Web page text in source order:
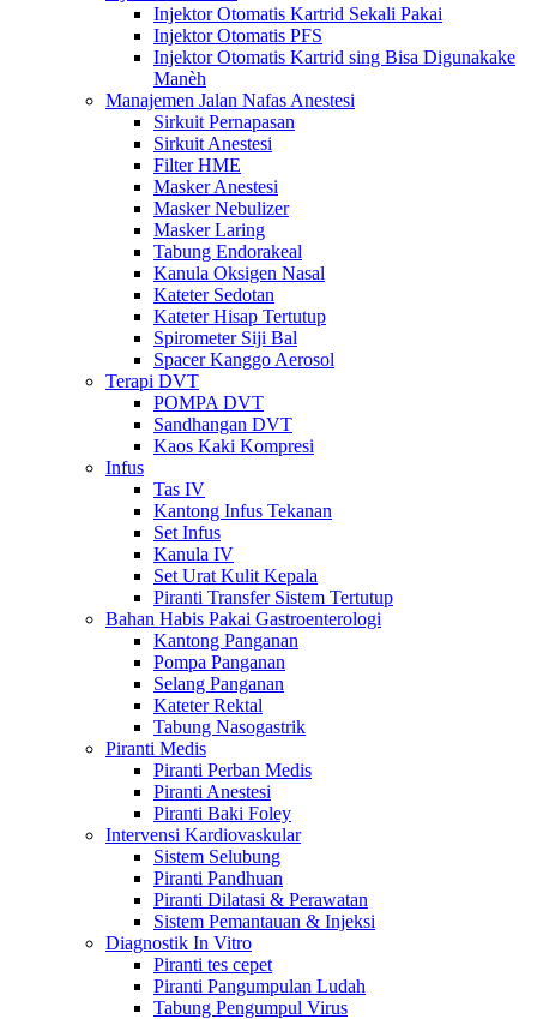
Injektor Otomatis Kartrid Sekali Pakai
Injektor Otomatis PFS
Injektor Otomatis Kartrid sing Bisa Digunakake
Manèh
Manajemen Jalan Nafas Anestesi
Sirkuit Pernapasan
Sirkuit Anestesi
Filter HME
Masker Anestesi
Masker Nebulizer
Masker Laring
Tabung Endorakeal
Kanula Oksigen Nasal
Kateter Sedotan
Kateter Hisap Tertutup
Spirometer Siji Bal
Spacer Kanggo Aerosol
Terapi DVT
POMPA DVT
Sandhangan DVT
Kaos Kaki Kompresi
Infus
Tas IV
Kantong Infus Tekanan
Set Infus
Kanula IV
Set Urat Kulit Kepala
Piranti Transfer Sistem Tertutup
Bahan Habis Pakai Gastroenterologi
Kantong Panganan
Pompa Panganan
Selang Panganan
Kateter Rektal
Tabung Nasogastrik
Piranti Medis
Piranti Perban Medis
Piranti Anestesi
Piranti Baki Foley
Intervensi Kardiovaskular
Sistem Selubung
Piranti Pandhuan
Piranti Dilatasi & Perawatan
Sistem Pemantauan & Injeksi
Diagnostik In Vitro
Piranti tes cepet
Piranti Pangumpulan Ludah
Tabung Pengumpul Virus